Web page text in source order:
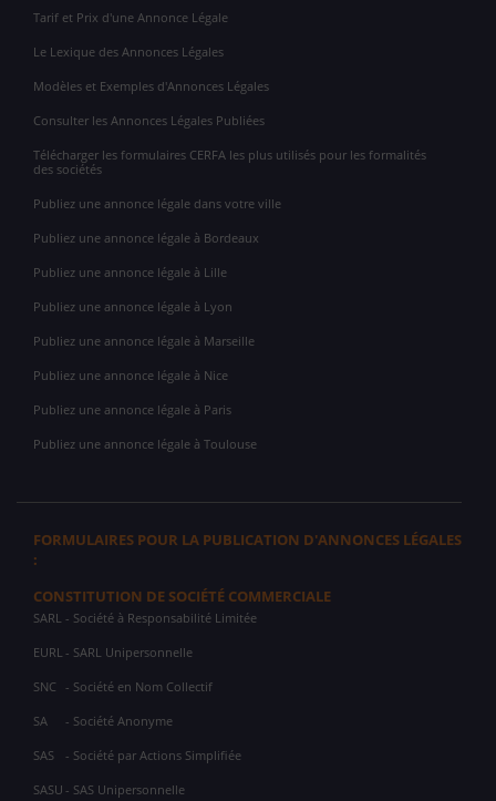
Tarif et Prix d'une Annonce Légale
Le Lexique des Annonces Légales
Modèles et Exemples d'Annonces Légales
Consulter les Annonces Légales Publiées
Télécharger les formulaires CERFA les plus utilisés pour les formalités
des sociétés
Publiez une annonce légale dans votre ville
Publiez une annonce légale à Bordeaux
Publiez une annonce légale à Lille
Publiez une annonce légale à Lyon
Publiez une annonce légale à Marseille
Publiez une annonce légale à Nice
Publiez une annonce légale à Paris
Publiez une annonce légale à Toulouse
FORMULAIRES POUR LA PUBLICATION D'ANNONCES LÉGALES
:
CONSTITUTION DE SOCIÉTÉ COMMERCIALE
SARL - Société à Responsabilité Limitée
EURL - SARL Unipersonnelle
SNC - Société en Nom Collectif
SA - Société Anonyme
SAS - Société par Actions Simplifiée
SASU - SAS Unipersonnelle